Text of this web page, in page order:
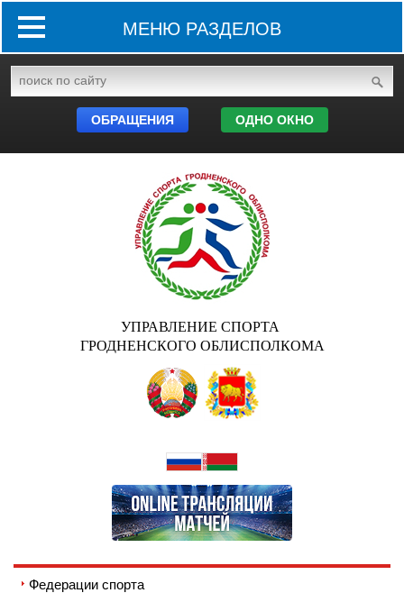
МЕНЮ РАЗДЕЛОВ
ОБРАЩЕНИЯ ОДНО ОКНО
УПРАВЛЕНИЕ СПОРТА
ГРОДНЕНСКОГО ОБЛИСПОЛКОМА
Федерации спорта